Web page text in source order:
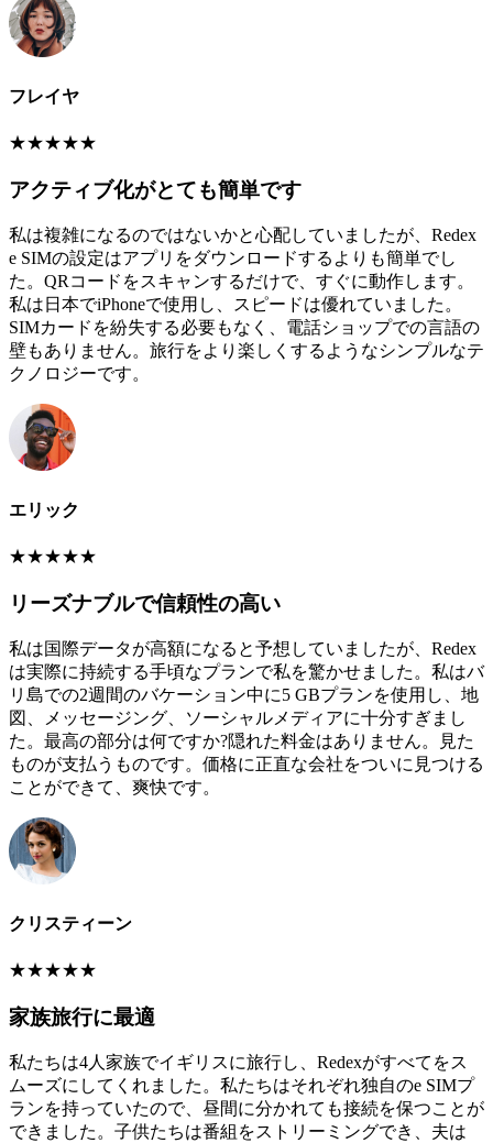
フレイヤ
★★★★★
アクティブ化がとても簡単です
私は複雑になるのではないかと心配していましたが、Redex
e SIMの設定はアプリをダウンロードするよりも簡単でし
た。QRコードをスキャンするだけで、すぐに動作します。
私は日本でiPhoneで使用し、スピードは優れていました。
SIMカードを紛失する必要もなく、電話ショップでの言語の
壁もありません。旅行をより楽しくするようなシンプルなテ
クノロジーです。
エリック
★★★★★
リーズナブルで信頼性の高い
私は国際データが高額になると予想していましたが、Redex
は実際に持続する手頃なプランで私を驚かせました。私はバ
リ島での2週間のバケーション中に5 GBプランを使用し、地
図、メッセージング、ソーシャルメディアに十分すぎまし
た。最高の部分は何ですか?隠れた料金はありません。見た
ものが支払うものです。価格に正直な会社をついに見つける
ことができて、爽快です。
クリスティーン
★★★★★
家族旅行に最適
私たちは4人家族でイギリスに旅行し、Redexがすべてをス
ムーズにしてくれました。私たちはそれぞれ独自のe SIMプ
ランを持っていたので、昼間に分かれても接続を保つことが
できました。子供たちは番組をストリーミングでき、夫は